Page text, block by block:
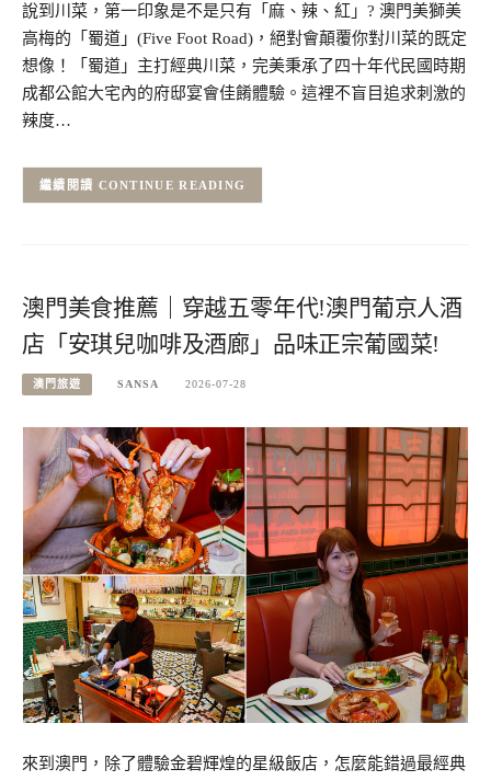
說到川菜，第一印象是不是只有「麻、辣、紅」? 澳門美獅美
高梅的「蜀道」(Five Foot Road)，絕對會顛覆你對川菜的既定
想像！「蜀道」主打經典川菜，完美秉承了四十年代民國時期
成都公館大宅內的府邸宴會佳餚體驗。這裡不盲目追求刺激的
辣度…
CONTINUE READING
澳門美食推薦｜穿越五零年代!澳門葡京人酒
店「安琪兒咖啡及酒廊」品味正宗葡國菜!
澳門旅遊 SANSA 2026-07-28
來到澳門，除了體驗金碧輝煌的星級飯店，怎麼能錯過最經典